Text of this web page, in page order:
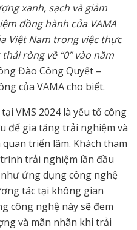
xanh, sạch và giảm
đồng hành của VAMA
Việt Nam trong việc thực
ròng về “0” vào năm
Đào Công Quyết –
của VAMA cho biết.
VMS 2024 là yếu tố công
để gia tăng trải nghiệm và
triển lãm. Khách tham
trải nghiệm lần đầu
ứng dụng công nghệ
tác tại không gian
công nghệ này sẽ đem
và mãn nhãn khi trải